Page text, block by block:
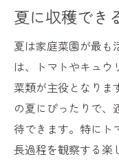
夏に収穫でき
夏は家庭菜園が最も
は、トマトやキュウ
菜類が主役となりま
の夏にぴったりで、
待できます。特にト
長過程を観察する楽